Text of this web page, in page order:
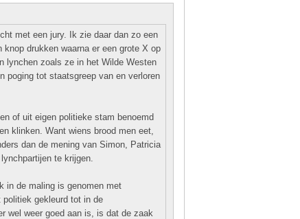
met een jury. Ik zie daar dan zo een
drukken waarna er een grote X op
lynchen zoals ze in het Wilde Westen
poging tot staatsgreep van en verloren
of uit eigen politieke stam benoemd
klinken. Want wiens brood men eet,
dan de mening van Simon, Patricia
te krijgen.
in de maling is genomen met
politiek gekleurd tot in de
wel weer goed aan is, is dat de zaak